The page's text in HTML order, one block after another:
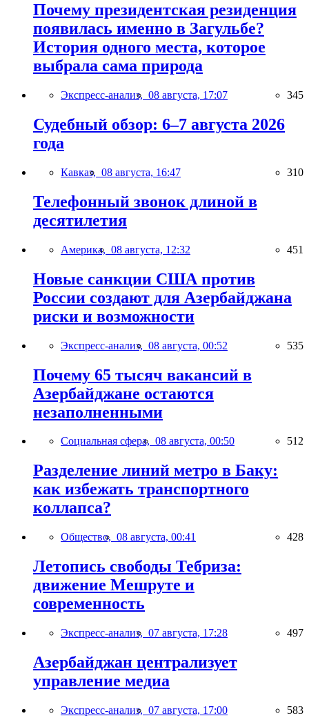
Почему президентская резиденция
появилась именно в Загульбе?
История одного места, которое
выбрала сама природа
Экспресс-анализ, 08 августа, 17:07 345
Судебный обзор: 6–7 августа 2026
года
Кавказ, 08 августа, 16:47 310
Телефонный звонок длиной в
десятилетия
Америка, 08 августа, 12:32 451
Новые санкции США против
России создают для Азербайджана
риски и возможности
Экспресс-анализ, 08 августа, 00:52 535
Почему 65 тысяч вакансий в
Азербайджане остаются
незаполненными
Социальная сфера, 08 августа, 00:50 512
Разделение линий метро в Баку:
как избежать транспортного
коллапса?
Общество, 08 августа, 00:41 428
Летопись свободы Тебриза:
движение Мешруте и
современность
Экспресс-анализ, 07 августа, 17:28 497
Азербайджан централизует
управление медиа
Экспресс-анализ, 07 августа, 17:00 583